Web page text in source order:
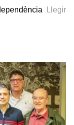
Llegir